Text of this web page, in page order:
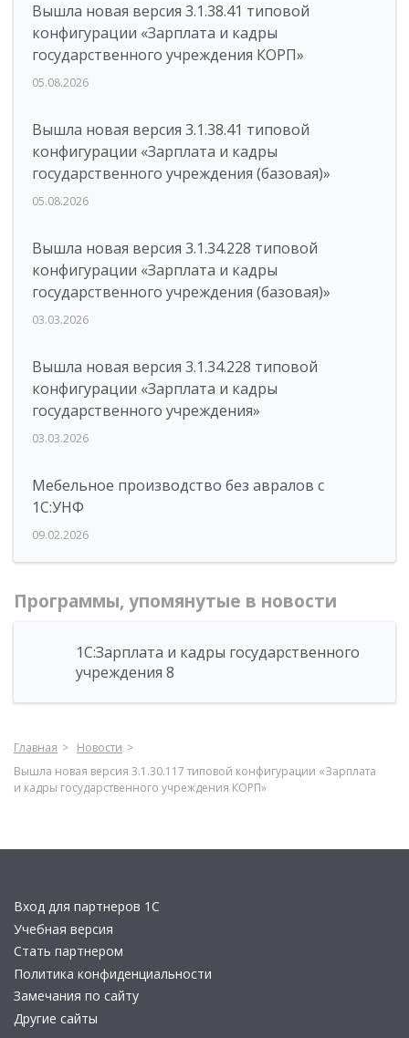
Вышла новая версия 3.1.38.41 типовой
конфигурации «Зарплата и кадры
государственного учреждения КОРП»
05.08.2026
Вышла новая версия 3.1.38.41 типовой
конфигурации «Зарплата и кадры
государственного учреждения (базовая)»
05.08.2026
Вышла новая версия 3.1.34.228 типовой
конфигурации «Зарплата и кадры
государственного учреждения (базовая)»
03.03.2026
Вышла новая версия 3.1.34.228 типовой
конфигурации «Зарплата и кадры
государственного учреждения»
03.03.2026
Мебельное производство без авралов с
1С:УНФ
09.02.2026
Программы, упомянутые в новости
1С:Зарплата и кадры государственного
учреждения 8
Главная
Новости
Вышла новая версия 3.1.30.117 типовой конфигурации «Зарплата
и кадры государственного учреждения КОРП»
Вход для партнеров 1С
Учебная версия
Стать партнером
Политика конфиденциальности
Замечания по сайту
Другие сайты